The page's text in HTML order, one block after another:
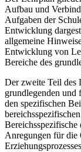
Aufbau und
Aufgaben der
Entwicklung
allgemeine
Entwicklung von
Bereiche des
Der zweite Teil des
grundlegenden und
den spezifischen
Bereichsspezifische
Anregungen für die